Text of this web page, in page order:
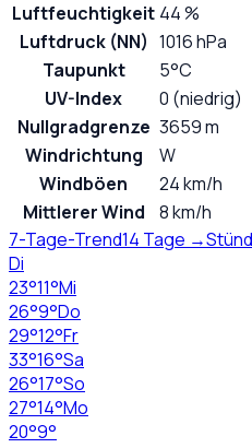
Luftfeuchtigkeit 44 %
Luftdruck (NN) 1016 hPa
Taupunkt
5°C
UV-Index
0 (niedrig)
Nullgradgrenze 3659 m
Windrichtung
W
Windböen
24 km/h
Mittlerer Wind
8 km/h
7-Tage-Trend14 Tage →
Di
23°11°Mi
26°9°Do
29°12°Fr
33°16°Sa
26°17°So
27°14°Mo
20°9°